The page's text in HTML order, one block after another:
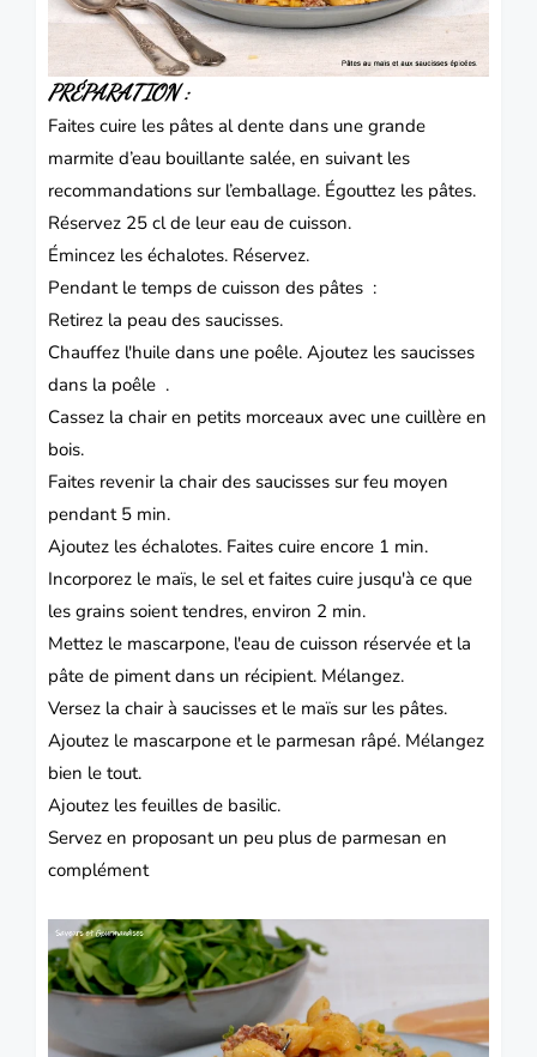
PRÉPARATION :
Faites cuire les pâtes al dente dans une grande
marmite d’eau bouillante salée, en suivant les
recommandations sur l’emballage. Égouttez les pâtes.
Réservez 25 cl de leur eau de cuisson.
Émincez les échalotes. Réservez.
Pendant le temps de cuisson des pâtes :
Retirez la peau des saucisses.
Chauffez l'huile dans une poêle. Ajoutez les saucisses
dans la poêle .
Cassez la chair en petits morceaux avec une cuillère en
bois.
Faites revenir la chair des saucisses sur feu moyen
pendant 5 min.
Ajoutez les échalotes. Faites cuire encore 1 min.
Incorporez le maïs, le sel et faites cuire jusqu'à ce que
les grains soient tendres, environ 2 min.
Mettez le mascarpone, l'eau de cuisson réservée et la
pâte de piment dans un récipient. Mélangez.
Versez la chair à saucisses et le maïs sur les pâtes.
Ajoutez le mascarpone et le parmesan râpé. Mélangez
bien le tout.
Ajoutez les feuilles de basilic.
Servez en proposant un peu plus de parmesan en
complément